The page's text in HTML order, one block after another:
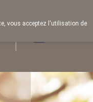
vous acceptez l'utilisation de